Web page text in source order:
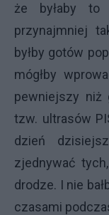
że byłaby to
przynajmniej
byłby gotów
mógłby
pewniejszy niż
tzw. ultrasów
dzień
zjednywać
drodze. I nie
czasami